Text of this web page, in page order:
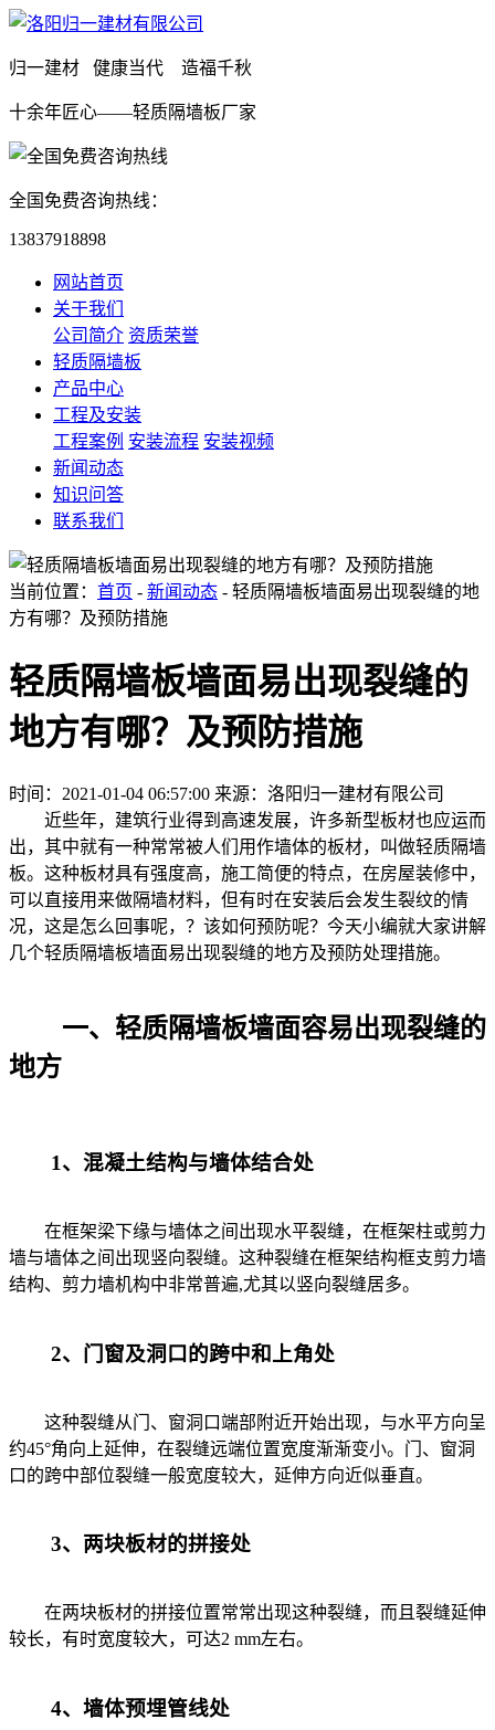
归一建材 健康当代 造福千秋
十余年匠心——轻质隔墙板厂家
全国免费咨询热线：
13837918898
网站首页
关于我们
公司简介 资质荣誉
轻质隔墙板
产品中心
工程及安装
工程案例 安装流程 安装视频
新闻动态
知识问答
联系我们
当前位置： 首页 - 新闻动态 - 轻质隔墙板墙面易出现裂缝的地
方有哪？及预防措施
轻质隔墙板墙面易出现裂缝的
地方有哪？及预防措施
时间：2021-01-04 06:57:00 来源：洛阳归一建材有限公司
近些年，建筑行业得到高速发展，许多新型板材也应运而
出，其中就有一种常常被人们用作墙体的板材，叫做轻质隔墙
板。这种板材具有强度高，施工简便的特点，在房屋装修中，
可以直接用来做隔墙材料，但有时在安装后会发生裂纹的情
况，这是怎么回事呢，？该如何预防呢？今天小编就大家讲解
几个轻质隔墙板墙面易出现裂缝的地方及预防处理措施。
一、轻质隔墙板墙面容易出现裂缝的
地方
1、混凝土结构与墙体结合处
在框架梁下缘与墙体之间出现水平裂缝，在框架柱或剪力
墙与墙体之间出现竖向裂缝。这种裂缝在框架结构框支剪力墙
结构、剪力墙机构中非常普遍,尤其以竖向裂缝居多。
2、门窗及洞口的跨中和上角处
这种裂缝从门、窗洞口端部附近开始出现，与水平方向呈
约45°角向上延伸，在裂缝远端位置宽度渐渐变小。门、窗洞
口的跨中部位裂缝一般宽度较大，延伸方向近似垂直。
3、两块板材的拼接处
在两块板材的拼接位置常常出现这种裂缝，而且裂缝延伸
较长，有时宽度较大，可达2 mm左右。
4、墙体预埋管线处